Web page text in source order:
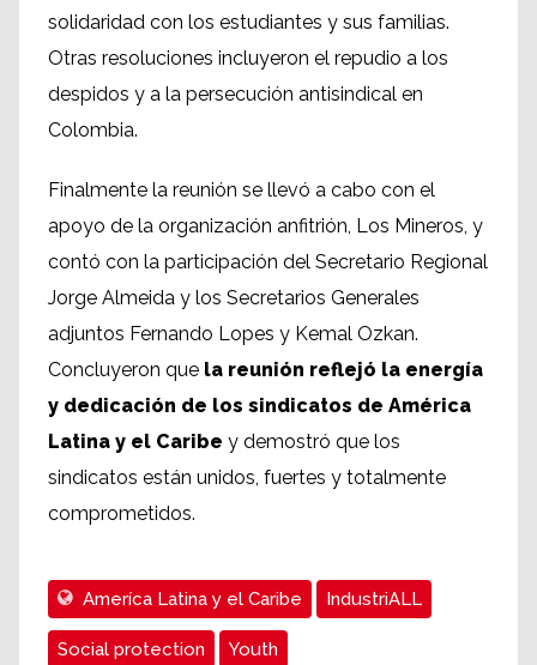
solidaridad con los estudiantes y sus familias.
Otras resoluciones incluyeron el repudio a los
despidos y a la persecución antisindical en
Colombia.
Finalmente la reunión se llevó a cabo con el
apoyo de la organización anfitrión, Los Mineros, y
contó con la participación del Secretario Regional
Jorge Almeida y los Secretarios Generales
adjuntos Fernando Lopes y Kemal Ozkan.
Concluyeron que la reunión reflejó la energía
y dedicación de los sindicatos de América
Latina y el Caribe y demostró que los
sindicatos están unidos, fuertes y totalmente
comprometidos.
Ameríca Latina y el Caribe IndustriALL
Social protection Youth